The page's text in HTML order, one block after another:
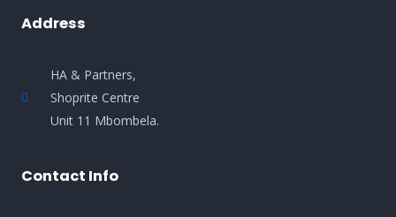
Address
HA & Partners,
Shoprite Centre
Unit 11 Mbombela.
Contact Info